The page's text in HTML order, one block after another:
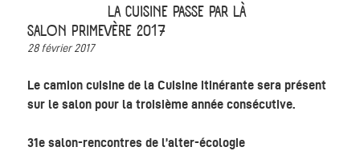
LA CUISINE PASSE PAR LÀ
SALON PRIMEVÈRE 2017
28 février 2017
Le camion cuisine de la Cuisine itinérante sera présent
sur le salon pour la troisième année consécutive.
31e salon-rencontres de l’alter-écologie